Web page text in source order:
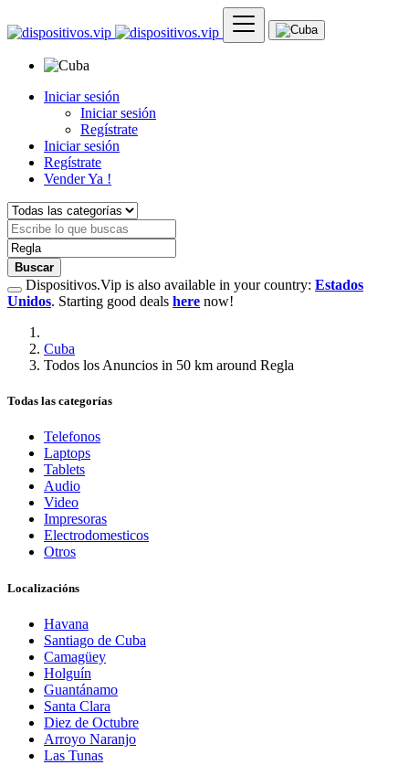
Iniciar sesión
Iniciar sesión
Regístrate
Iniciar sesión
Regístrate
Vender Ya !
Buscar
Dispositivos.Vip is also available in your country: Estados
Unidos. Starting good deals here now!
Cuba
Todos los Anuncios in 50 km around Regla
Todas las categorías
Telefonos
Laptops
Tablets
Audio
Video
Impresoras
Electrodomesticos
Otros
Localizacións
Havana
Santiago de Cuba
Camagüey
Holguín
Guantánamo
Santa Clara
Diez de Octubre
Arroyo Naranjo
Las Tunas